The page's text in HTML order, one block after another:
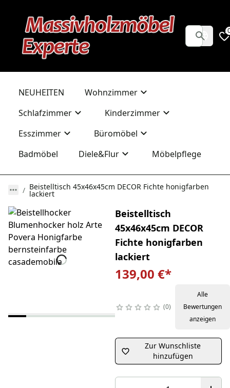
NEUHEITEN
Wohnzimmer
Schlafzimmer
Kinderzimmer
Esszimmer
Büromöbel
Badmöbel
Diele&Flur Möbelpflege
Beistelltisch 45x46x45cm DECOR Fichte honigfarben
lackiert
Beistelltisch
45x46x45cm DECOR
Fichte honigfarben
lackiert
139,00 €*
0
Alle
Bewertungen
anzeigen
Zur Wunschliste
hinzufügen